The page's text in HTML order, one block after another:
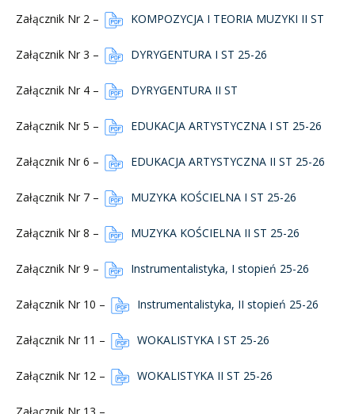
Załącznik Nr 2 – KOMPOZYCJA I TEORIA MUZYKI II ST
Załącznik Nr 3 – DYRYGENTURA I ST 25-26
Załącznik Nr 4 – DYRYGENTURA II ST
Załącznik Nr 5 – EDUKACJA ARTYSTYCZNA I ST 25-26
Załącznik Nr 6 – EDUKACJA ARTYSTYCZNA II ST 25-26
Załącznik Nr 7 – MUZYKA KOŚCIELNA I ST 25-26
Załącznik Nr 8 – MUZYKA KOŚCIELNA II ST 25-26
Załącznik Nr 9 – Instrumentalistyka, I stopień 25-26
Załącznik Nr 10 – Instrumentalistyka, II stopień 25-26
Załącznik Nr 11 – WOKALISTYKA I ST 25-26
Załącznik Nr 12 – WOKALISTYKA II ST 25-26